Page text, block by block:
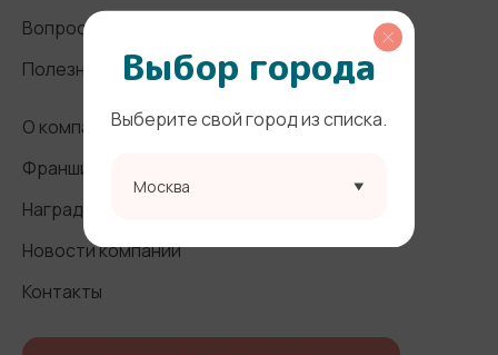
Вопросы и ответы
Полезные статьи
О компании
Франшиза
Награды и СМИ
Новости компании
Контакты
Выбор города
Выберите свой город из списка.
Москва